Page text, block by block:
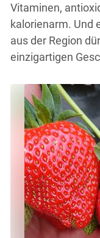
Vitaminen,
kalorienarm. Und
aus der Region
einzigartigen